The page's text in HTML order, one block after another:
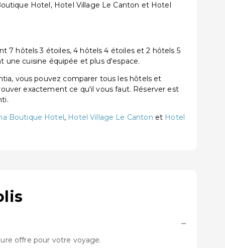
Hotel, Hotel Village Le Canton et Hotel
7 hôtels 3 étoiles, 4 hôtels 4 étoiles et 2 hôtels 5
une cuisine équipée et plus d'espace.
vous pouvez comparer tous les hôtels et
exactement ce qu'il vous faut. Réserver est
Boutique Hotel, Hotel Village Le Canton et Hotel
−
offre pour votre voyage.